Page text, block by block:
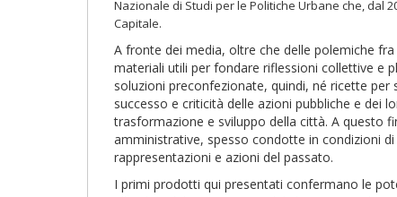
Nazionale di Studi per le Politiche Urbane che, dal
Capitale.
A fronte dei media, oltre che delle polemiche
materiali utili per fondare riflessioni collettive e
soluzioni preconfezionate, quindi, né ricette
successo e criticità delle azioni pubbliche e dei
trasformazione e sviluppo della città. A questo
amministrative, spesso condotte in condizioni
rappresentazioni e azioni del passato.
I primi prodotti qui presentati confermano le